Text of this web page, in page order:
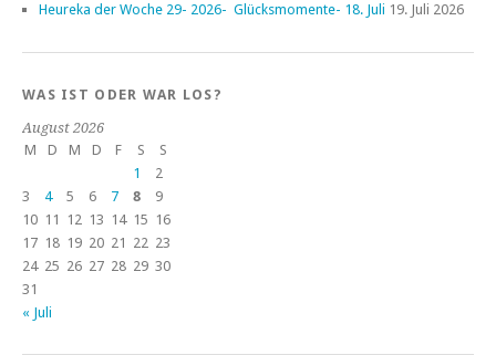
Heureka der Woche 29- 2026- Glücksmomente- 18. Juli 19. Juli 2026
WAS IST ODER WAR LOS?
August 2026
M
D M D F S
S
1
2
3
4 5 6 7 8
9
10 11 12 13 14 15 16
17 18 19 20 21 22 23
24 25 26 27 28 29 30
31
« Juli